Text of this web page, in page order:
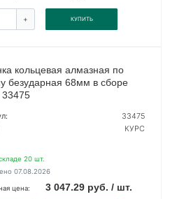
+ КУПИТЬ
кольцевая алмазная по
безударная 68мм в сборе
33475
КУРС
20 шт.
07.08.2026
цена: 3 047.29 руб. / шт.